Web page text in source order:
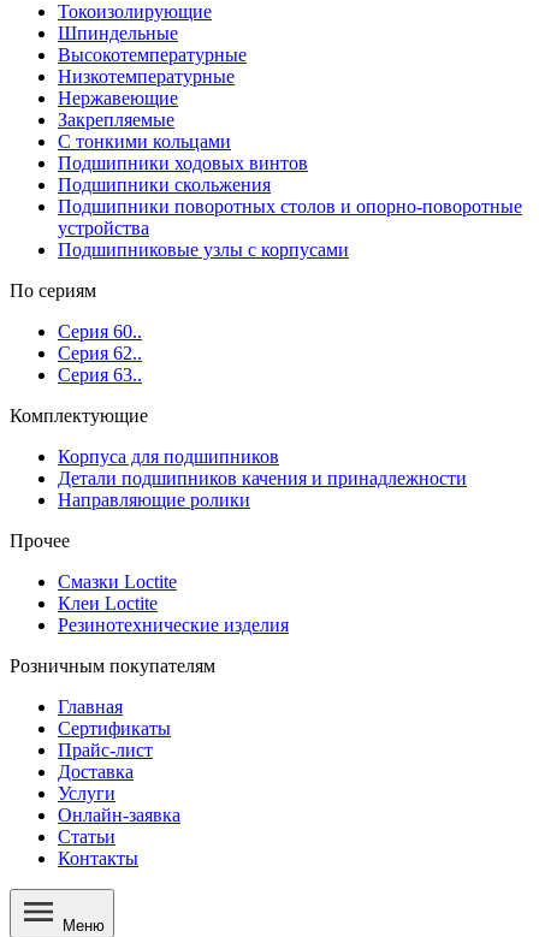
Токоизолирующие
Шпиндельные
Высокотемпературные
Низкотемпературные
Нержавеющие
Закрепляемые
С тонкими кольцами
Подшипники ходовых винтов
Подшипники скольжения
Подшипники поворотных столов и опорно-поворотные
устройства
Подшипниковые узлы с корпусами
По сериям
Серия 60..
Серия 62..
Серия 63..
Комплектующие
Корпуса для подшипников
Детали подшипников качения и принадлежности
Направляющие ролики
Прочее
Смазки Loctite
Клеи Loctite
Резинотехнические изделия
Розничным покупателям
Главная
Сертификаты
Прайс-лист
Доставка
Услуги
Онлайн-заявка
Статьи
Контакты
Меню